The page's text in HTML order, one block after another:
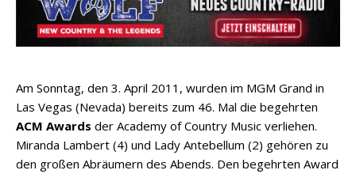
Kacey Musgraves entführt Fans mit neuem
Video zu „Mexico Honey“
Am Sonntag, den 3. April 2011, wurden im MGM Grand in
Las Vegas (Nevada) bereits zum 46. Mal die begehrten
ACM Awards der Academy of Country Music verliehen.
Miranda Lambert (4) und Lady Antebellum (2) gehören zu
den großen Abräumern des Abends. Den begehrten Award